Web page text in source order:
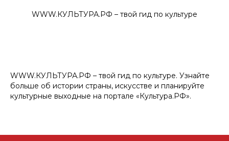
WWW.КУЛЬТУРА.РФ – твой гид по культуре
WWW.КУЛЬТУРА.РФ – твой гид по культуре. Узнайте
больше об истории страны, искусстве и планируйте
культурные выходные на портале «Культура.РФ».